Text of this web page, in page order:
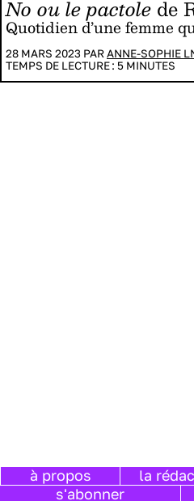
No ou le pactole de
Quotidien d’une femme
28 MARS 2023 PARANNE-SOPHIE
TEMPS DE LECTURE : 5 MINUTES
à propos la
s'abonner